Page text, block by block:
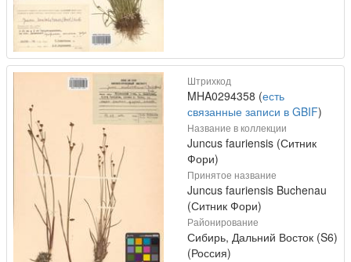
Штрихкод
MHA0294358 (есть
связанные записи в GBIF)
Название в коллекции
Juncus fauriensis (Ситник
Фори)
Принятое название
Juncus fauriensis Buchenau
(Ситник Фори)
Районирование
Сибирь, Дальний Восток (S6)
(Россия)